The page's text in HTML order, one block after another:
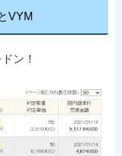
VYM
ン！